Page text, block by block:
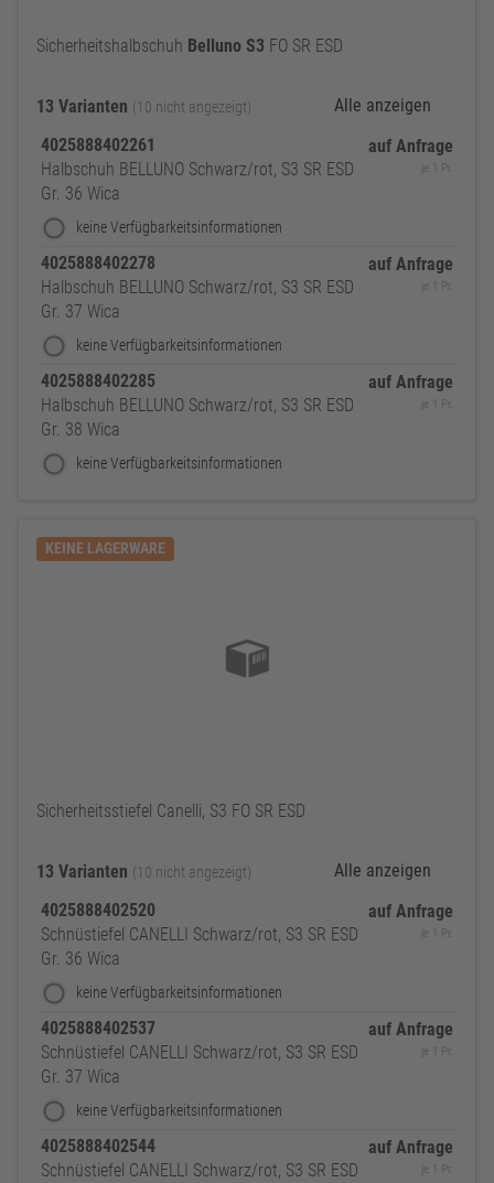
Sicherheitshalbschuh Belluno S3 FO SR ESD
13 Varianten (10 nicht angezeigt)
Alle anzeigen
4025888402261
Halbschuh BELLUNO Schwarz/rot, S3 SR ESD
Gr. 36 Wica
keine Verfügbarkeitsinformationen
auf Anfrage
je 1 Pr.
4025888402278
Halbschuh BELLUNO Schwarz/rot, S3 SR ESD
Gr. 37 Wica
keine Verfügbarkeitsinformationen
auf Anfrage
je 1 Pr.
4025888402285
Halbschuh BELLUNO Schwarz/rot, S3 SR ESD
Gr. 38 Wica
keine Verfügbarkeitsinformationen
auf Anfrage
je 1 Pr.
KEINE LAGERWARE
Sicherheitsstiefel Canelli, S3 FO SR ESD
13 Varianten (10 nicht angezeigt)
Alle anzeigen
4025888402520
Schnüstiefel CANELLI Schwarz/rot, S3 SR ESD
Gr. 36 Wica
keine Verfügbarkeitsinformationen
auf Anfrage
je 1 Pr.
4025888402537
Schnüstiefel CANELLI Schwarz/rot, S3 SR ESD
Gr. 37 Wica
keine Verfügbarkeitsinformationen
auf Anfrage
je 1 Pr.
4025888402544
Schnüstiefel CANELLI Schwarz/rot, S3 SR ESD
auf Anfrage
je 1 Pr.